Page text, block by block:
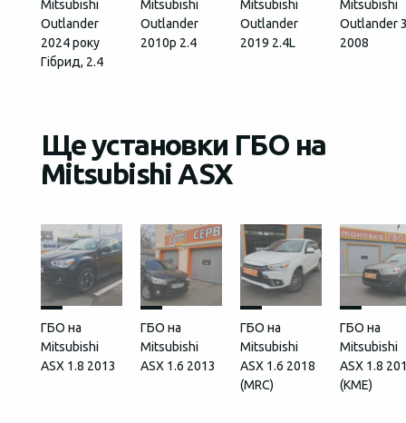
Mitsubishi
Outlander
2024 року
Гібрид, 2.4
Mitsubishi
Outlander
2010р 2.4
Mitsubishi
Outlander
2019 2.4L
Mitsubishi
Outlander
2008
Ще установки ГБО на
Mitsubishi ASX
ГБО на
Mitsubishi
ASX 1.8 2013
ГБО на
Mitsubishi
ASX 1.6 2013
ГБО на
Mitsubishi
ASX 1.6 2018
(MRC)
ГБО на
Mitsubishi
ASX 1.8
(КМЕ)